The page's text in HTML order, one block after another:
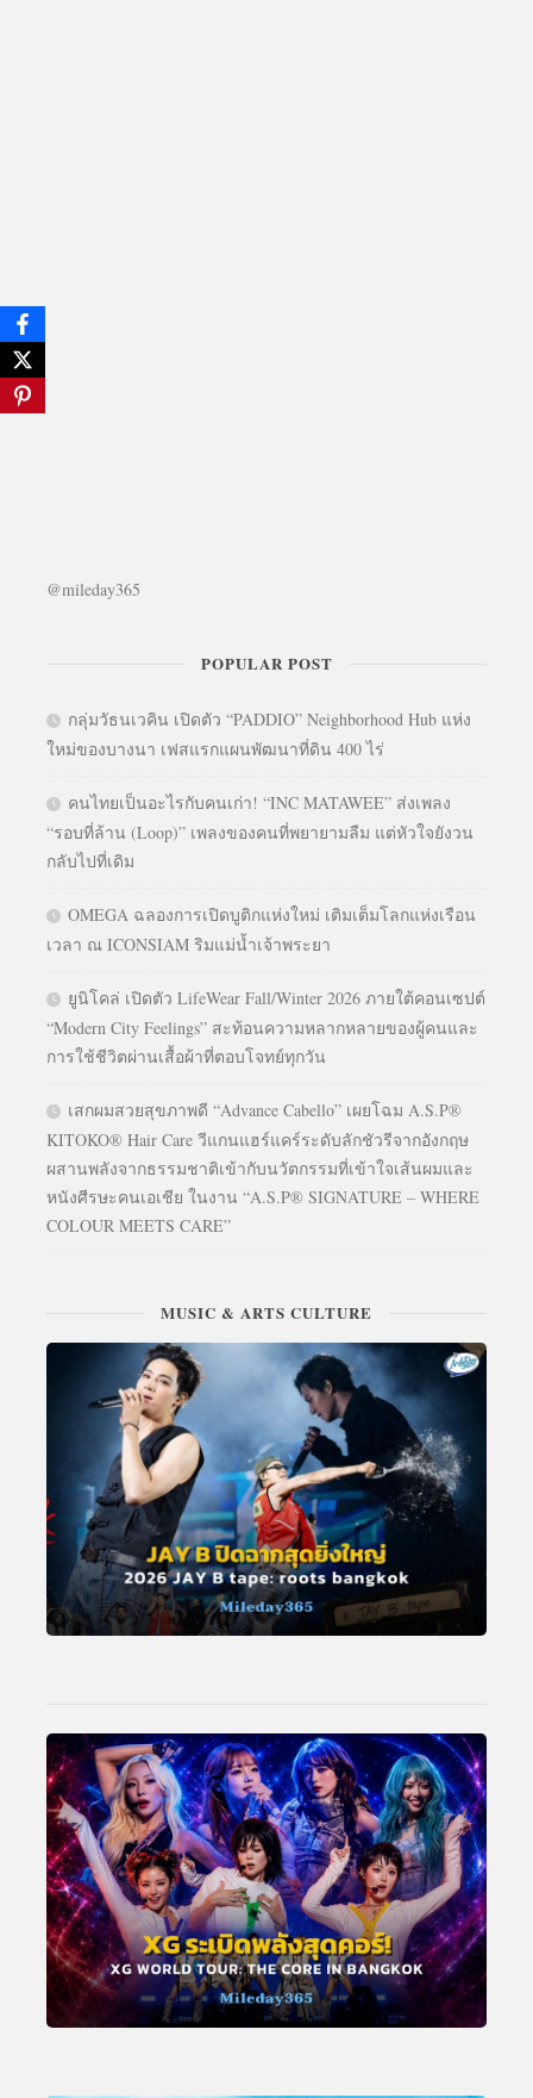
@mileday365
POPULAR POST
กลุ่มวัธนเวคิน เปิดตัว “PADDIO” Neighborhood Hub แห่ง
ใหม่ของบางนา เฟสแรกแผนพัฒนาที่ดิน 400 ไร่
คนไทยเป็นอะไรกับคนเก่า! “INC MATAWEE” ส่งเพลง
“รอบที่ล้าน (Loop)” เพลงของคนที่พยายามลืม แต่หัวใจยังวน
กลับไปที่เดิม
OMEGA ฉลองการเปิดบูติกแห่งใหม่ เติมเต็มโลกแห่งเรือน
เวลา ณ ICONSIAM ริมแม่น้ำเจ้าพระยา
ยูนิโคล่ เปิดตัว LifeWear Fall/Winter 2026 ภายใต้คอนเซปต์
“Modern City Feelings” สะท้อนความหลากหลายของผู้คนและ
การใช้ชีวิตผ่านเสื้อผ้าที่ตอบโจทย์ทุกวัน
เสกผมสวยสุขภาพดี “Advance Cabello” เผยโฉม A.S.P®
KITOKO® Hair Care วีแกนแฮร์แคร์ระดับลักชัวรีจากอังกฤษ
ผสานพลังจากธรรมชาติเข้ากับนวัตกรรมที่เข้าใจเส้นผมและ
หนังศีรษะคนเอเชีย ในงาน “A.S.P® SIGNATURE – WHERE
COLOUR MEETS CARE”
MUSIC & ARTS CULTURE